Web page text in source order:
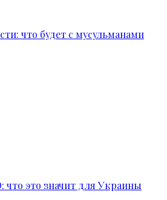
что будет с мусульманами
это значит для Украины